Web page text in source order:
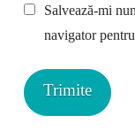
Salvează-mi
navigator